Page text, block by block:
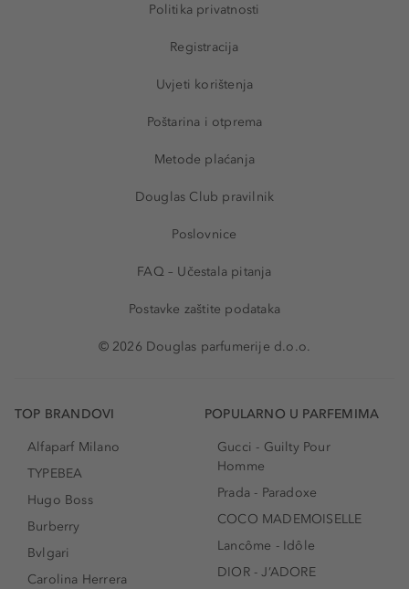
Politika privatnosti
Registracija
Uvjeti korištenja
Poštarina i otprema
Metode plaćanja
Douglas Club pravilnik
Poslovnice
FAQ – Učestala pitanja
Postavke zaštite podataka
© 2026 Douglas parfumerije d.o.o.
TOP BRANDOVI
Alfaparf Milano
TYPEBEA
Hugo Boss
Burberry
Bvlgari
Carolina Herrera
POPULARNO U PARFEMIMA
Gucci - Guilty Pour
Homme
Prada - Paradoxe
COCO MADEMOISELLE
Lancôme - Idôle
DIOR - J’ADORE